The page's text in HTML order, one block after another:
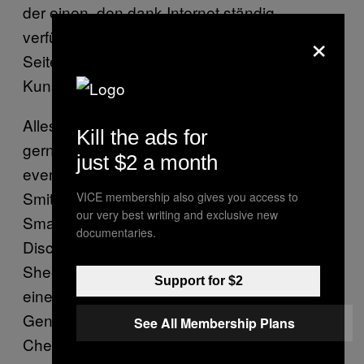
der einen, den dank Internet ständig
verfügbaren Subgenres auf der anderen
Seite, machen sie auch in ihrer eigenen
Kunst keine großen Unterschiede mehr.
Alles kann, nichts muss, aber darf doch
gerne. Adele und Drake turteln ob eines
eventuellen „Hotline Bling“-Remixes, Sam
Smith hat sein Cover von Aubreys
Smartphone-Hymne mit dem BFFs von
Disclosure schon geliefert, während Ed
Sheeran seine vermeintliche Schluffiness mit
einem Akustikklampfen-Cover von OT
Genasis „CoCo“ wettmacht. Soundcloud-
Checker wie Cashmere Cat produzieren von
×
Kill the ads for
just $2 a month
VICE membership also gives you access to
our very best writing and exclusive new
documentaries.
Support for $2
See All Membership Plans